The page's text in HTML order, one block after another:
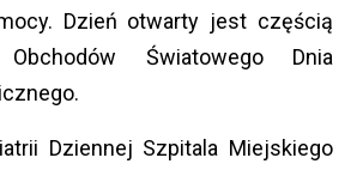
Dzień otwarty jest częścią
Obchodów Światowego Dnia
Dziennej Szpitala Miejskiego